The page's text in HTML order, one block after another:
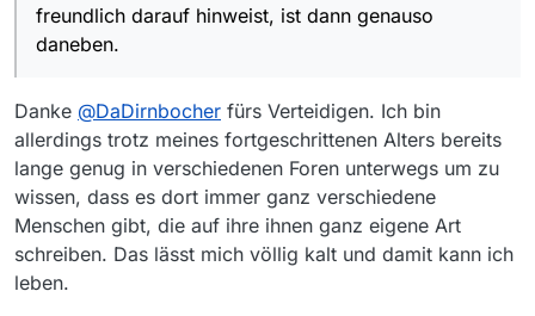
freundlich darauf hinweist, ist dann genauso
daneben.
Danke @DaDirnbocher fürs Verteidigen. Ich bin
allerdings trotz meines fortgeschrittenen Alters bereits
lange genug in verschiedenen Foren unterwegs um zu
wissen, dass es dort immer ganz verschiedene
Menschen gibt, die auf ihre ihnen ganz eigene Art
schreiben. Das lässt mich völlig kalt und damit kann ich
leben.